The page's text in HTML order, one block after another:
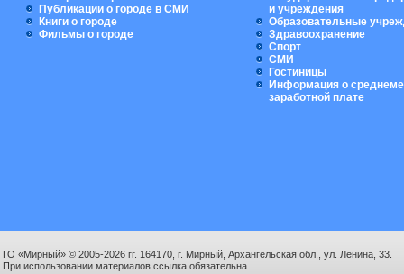
Публикации о городе в СМИ
Книги о городе
Фильмы о городе
и учреждения
Образовательные
Здравоохранение
Спорт
СМИ
Гостиницы
Информация о
заработной плате
ГО «Мирный» © 2005-2026 гг. 164170, г. Мирный, Архангельская обл., ул. Ленина, 33.
При использовании материалов ссылка обязательна.